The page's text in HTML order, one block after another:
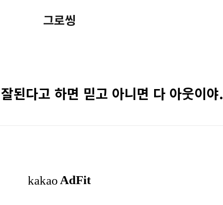
그로씽
된다고 하면 믿고 아니면 다 아웃이야.